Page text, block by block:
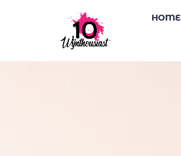
HOME